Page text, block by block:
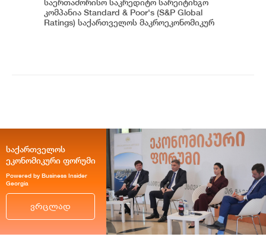
ეროვნული ბანკის პოლიტიკის
ეფექტიანობას - ეკატერინე მიქაბაძე
საერთაშორისო საკრედიტო სარეიტინგო
კომპანია Standard & Poor's (S&P Global
Ratings) საქართველოს მაკროეკონომიკურ
საქართველოს
ეკონომიკური ფორუმი
Powered by Business Insider
Georgia
ვრცლად